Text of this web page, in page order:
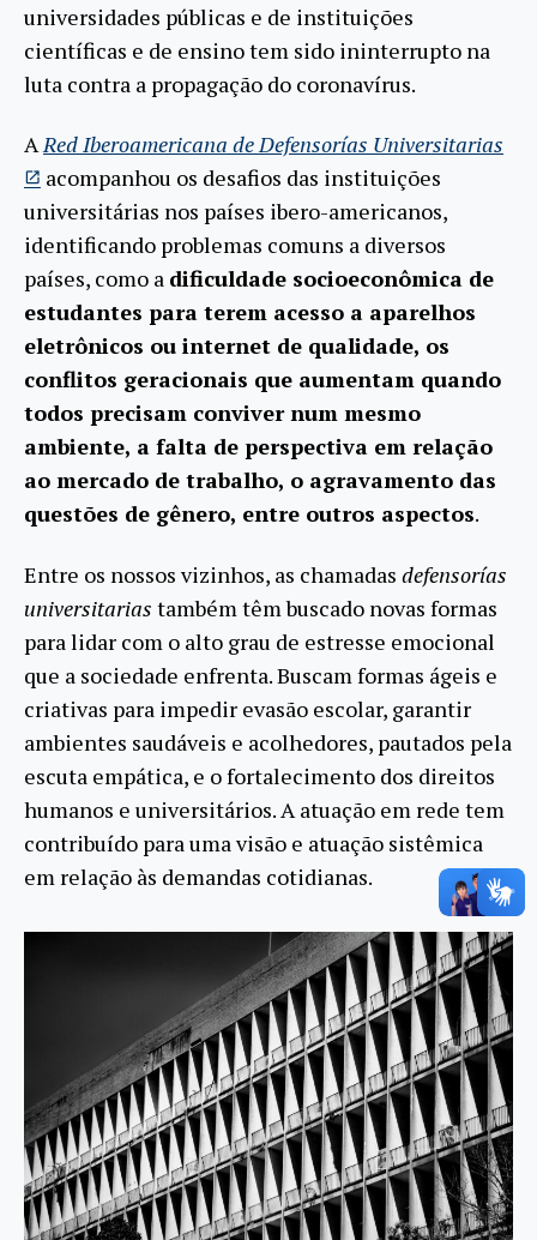
universidades públicas e de instituições
científicas e de ensino tem sido ininterrupto na
luta contra a propagação do coronavírus.
ARed Iberoamericana de Defensorías Universitarias
acompanhou os desafios das instituições
universitárias nos países ibero-americanos,
identificando problemas comuns a diversos
países, como a dificuldade socioeconômica de
estudantes para terem acesso a aparelhos
eletrônicos ou internet de qualidade, os
conflitos geracionais que aumentam quando
todos precisam conviver num mesmo
ambiente, a falta de perspectiva em relação
ao mercado de trabalho, o agravamento das
questões de gênero, entre outros aspectos.
Entre os nossos vizinhos, as chamadas defensorías
universitarias também têm buscado novas formas
para lidar com o alto grau de estresse emocional
que a sociedade enfrenta. Buscam formas ágeis e
criativas para impedir evasão escolar, garantir
ambientes saudáveis e acolhedores, pautados pela
escuta empática, e o fortalecimento dos direitos
humanos e universitários. A atuação em rede tem
contribuído para uma visão e atuação sistêmica
em relação às demandas cotidianas.